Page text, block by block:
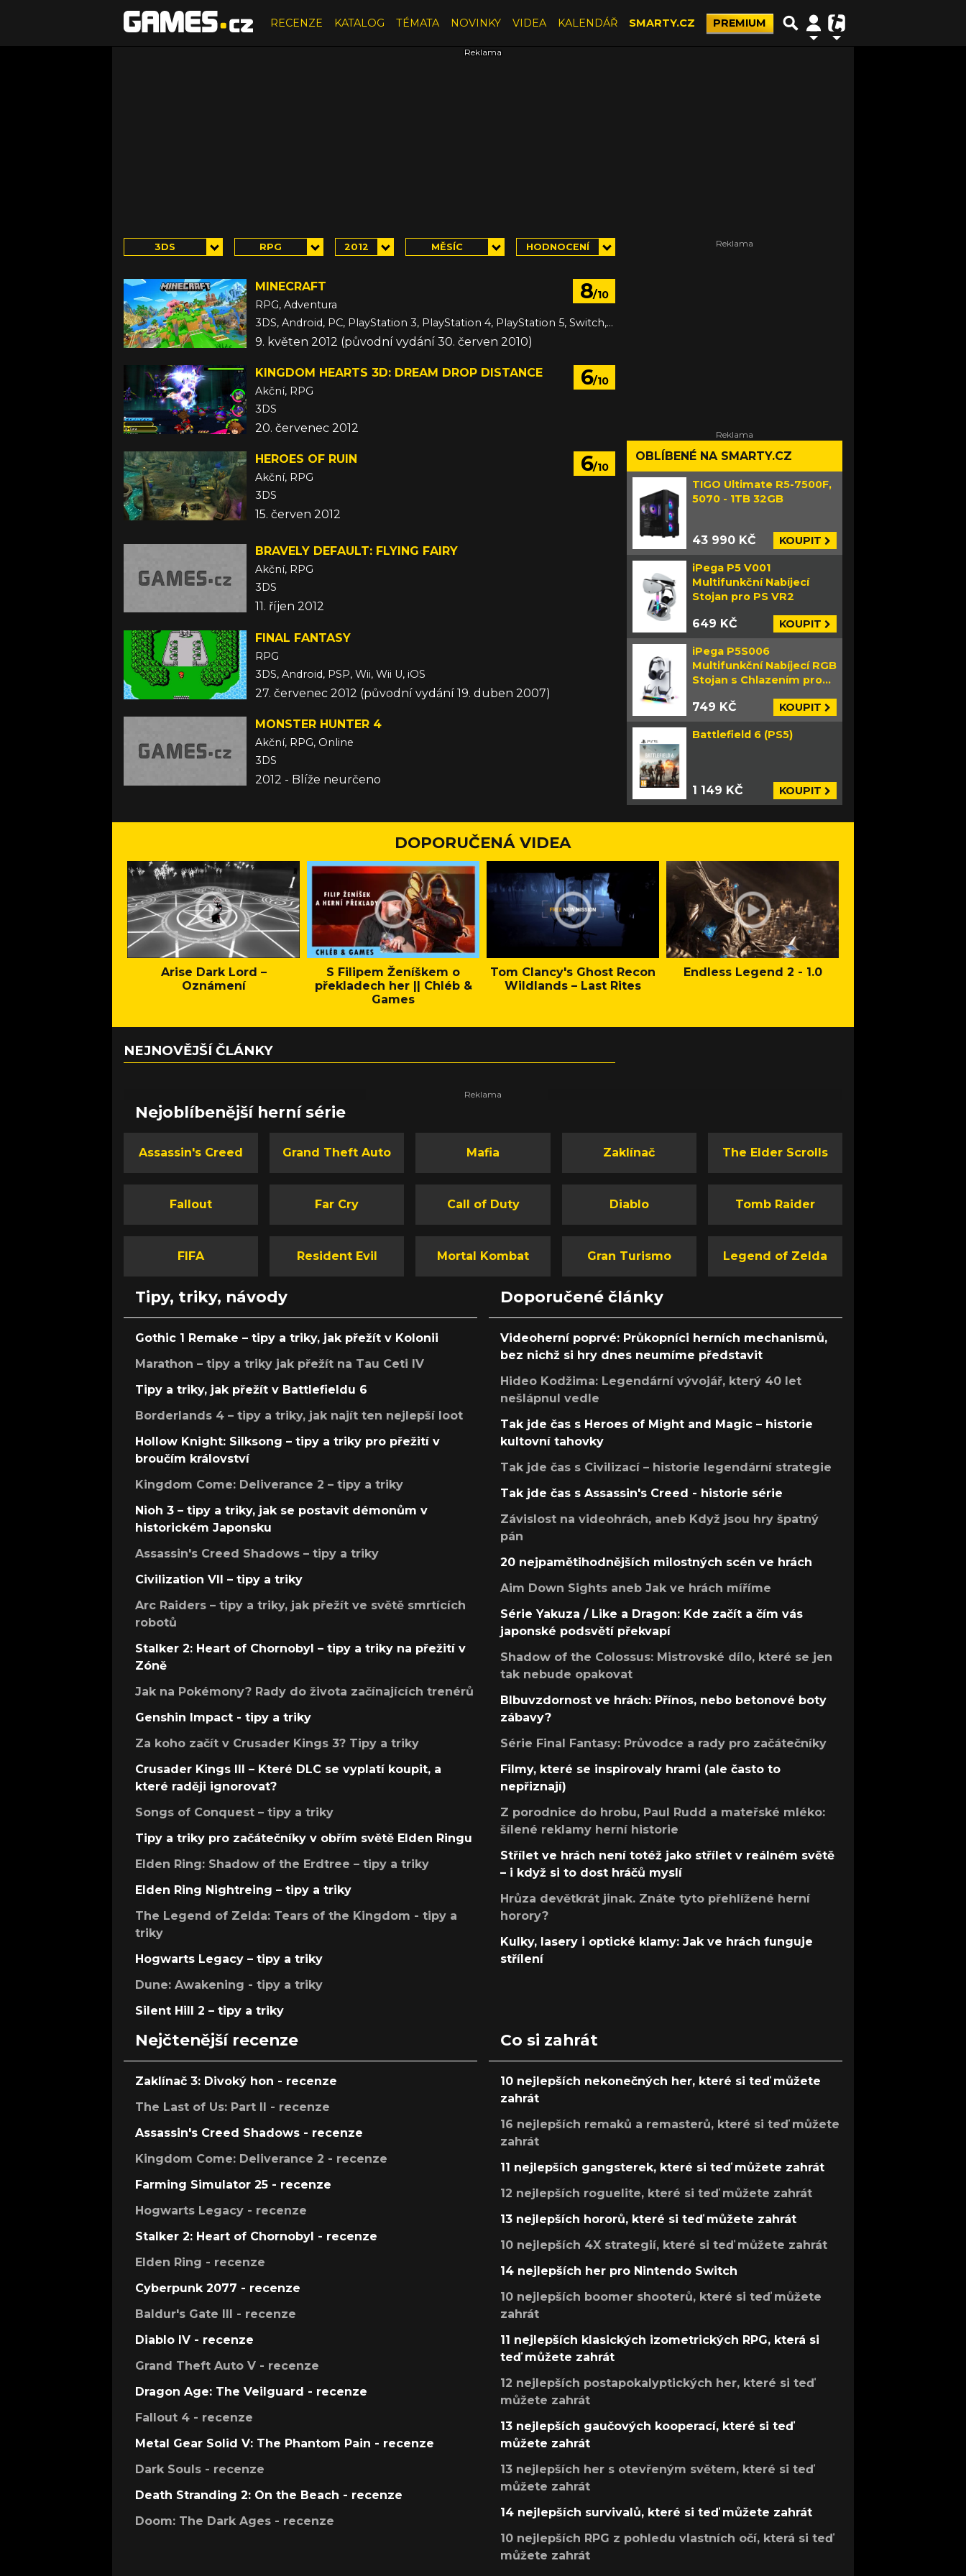
RECENZE KATALOG TÉMATA NOVINKY VIDEA KALENDÁŘ SMARTY.CZ PREMIUM
3DS RPG 2012 MĚSÍC HODNOCENÍ
8/10
MINECRAFT
RPG, Adventura
3DS, Android, PC, PlayStation 3, PlayStation 4, PlayStation 5, Switch, Switch 2, VITA, Wii U, Xbox 360, Xbox One, Xbox Series, iOS
9. květen 2012 (původní vydání 30. červen 2010)
6/10
KINGDOM HEARTS 3D: DREAM DROP DISTANCE
Akční, RPG
3DS
20. červenec 2012
6/10
HEROES OF RUIN
Akční, RPG
3DS
15. červen 2012
BRAVELY DEFAULT: FLYING FAIRY
Akční, RPG
3DS
11. říjen 2012
FINAL FANTASY
RPG
3DS, Android, PSP, Wii, Wii U, iOS
27. červenec 2012 (původní vydání 19. duben 2007)
MONSTER HUNTER 4
Akční, RPG, Online
3DS
2012 - Blíže neurčeno
OBLÍBENÉ NA SMARTY.CZ
TIGO Ultimate R5-7500F,
5070 - 1TB 32GB
43 990 KČ KOUPIT
iPega P5 V001
Multifunkční Nabíjecí
Stojan pro PS VR2
649 KČ KOUPIT
iPega P5S006
Multifunkční Nabíjecí RGB
Stojan s Chlazením pro
749 KČ KOUPIT
Battlefield 6 (PS5)
1 149 KČ KOUPIT
DOPORUČENÁ VIDEA
Arise Dark Lord –
Oznámení
S Filipem Ženíškem o
překladech her || Chléb &
Games
Tom Clancy's Ghost Recon
Wildlands – Last Rites
Endless Legend 2 - 1.0
NEJNOVĚJŠÍ ČLÁNKY
Nejoblíbenější herní série
Assassin's Creed Grand Theft Auto Mafia Zaklínač The Elder Scrolls
Fallout Far Cry Call of Duty Diablo Tomb Raider
FIFA Resident Evil Mortal Kombat Gran Turismo Legend of Zelda
Tipy, triky, návody
Gothic 1 Remake – tipy a triky, jak přežít v Kolonii
Marathon – tipy a triky jak přežít na Tau Ceti IV
Tipy a triky, jak přežít v Battlefieldu 6
Borderlands 4 – tipy a triky, jak najít ten nejlepší loot
Hollow Knight: Silksong – tipy a triky pro přežití v
broučím království
Kingdom Come: Deliverance 2 – tipy a triky
Nioh 3 – tipy a triky, jak se postavit démonům v
historickém Japonsku
Assassin's Creed Shadows – tipy a triky
Civilization VII – tipy a triky
Arc Raiders – tipy a triky, jak přežít ve světě smrtících
robotů
Stalker 2: Heart of Chornobyl – tipy a triky na přežití v
Zóně
Jak na Pokémony? Rady do života začínajících trenérů
Genshin Impact - tipy a triky
Za koho začít v Crusader Kings 3? Tipy a triky
Crusader Kings III – Které DLC se vyplatí koupit, a
které raději ignorovat?
Songs of Conquest – tipy a triky
Tipy a triky pro začátečníky v obřím světě Elden Ringu
Elden Ring: Shadow of the Erdtree – tipy a triky
Elden Ring Nightreing – tipy a triky
The Legend of Zelda: Tears of the Kingdom - tipy a
triky
Hogwarts Legacy – tipy a triky
Dune: Awakening - tipy a triky
Silent Hill 2 – tipy a triky
Doporučené články
Videoherní poprvé: Průkopníci herních mechanismů,
bez nichž si hry dnes neumíme představit
Hideo Kodžima: Legendární vývojář, který 40 let
nešlápnul vedle
Tak jde čas s Heroes of Might and Magic – historie
kultovní tahovky
Tak jde čas s Civilizací – historie legendární strategie
Tak jde čas s Assassin's Creed - historie série
Závislost na videohrách, aneb Když jsou hry špatný
pán
20 nejpamětihodnějších milostných scén ve hrách
Aim Down Sights aneb Jak ve hrách míříme
Série Yakuza / Like a Dragon: Kde začít a čím vás
japonské podsvětí překvapí
Shadow of the Colossus: Mistrovské dílo, které se jen
tak nebude opakovat
Blbuvzdornost ve hrách: Přínos, nebo betonové boty
zábavy?
Série Final Fantasy: Průvodce a rady pro začátečníky
Filmy, které se inspirovaly hrami (ale často to
nepřiznají)
Z porodnice do hrobu, Paul Rudd a mateřské mléko:
šílené reklamy herní historie
Střílet ve hrách není totéž jako střílet v reálném světě
– i když si to dost hráčů myslí
Hrůza devětkrát jinak. Znáte tyto přehlížené herní
horory?
Kulky, lasery i optické klamy: Jak ve hrách funguje
střílení
Nejčtenější recenze
Zaklínač 3: Divoký hon - recenze
The Last of Us: Part II - recenze
Assassin's Creed Shadows - recenze
Kingdom Come: Deliverance 2 - recenze
Farming Simulator 25 - recenze
Hogwarts Legacy - recenze
Stalker 2: Heart of Chornobyl - recenze
Elden Ring - recenze
Cyberpunk 2077 - recenze
Baldur's Gate III - recenze
Diablo IV - recenze
Grand Theft Auto V - recenze
Dragon Age: The Veilguard - recenze
Fallout 4 - recenze
Metal Gear Solid V: The Phantom Pain - recenze
Dark Souls - recenze
Death Stranding 2: On the Beach - recenze
Doom: The Dark Ages - recenze
Co si zahrát
10 nejlepších nekonečných her, které si teď můžete
zahrát
16 nejlepších remaků a remasterů, které si teď můžete
zahrát
11 nejlepších gangsterek, které si teď můžete zahrát
12 nejlepších roguelite, které si teď můžete zahrát
13 nejlepších hororů, které si teď můžete zahrát
10 nejlepších 4X strategií, které si teď můžete zahrát
14 nejlepších her pro Nintendo Switch
10 nejlepších boomer shooterů, které si teď můžete
zahrát
11 nejlepších klasických izometrických RPG, která si
teď můžete zahrát
12 nejlepších postapokalyptických her, které si teď
můžete zahrát
13 nejlepších gaučových kooperací, které si teď
můžete zahrát
13 nejlepších her s otevřeným světem, které si teď
můžete zahrát
14 nejlepších survivalů, které si teď můžete zahrát
10 nejlepších RPG z pohledu vlastních očí, která si teď
můžete zahrát